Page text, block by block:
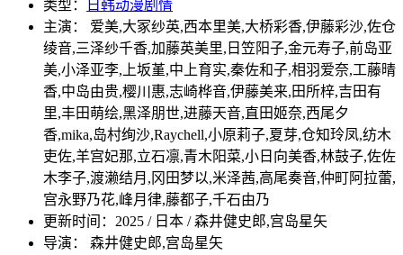
类型：
日韩动漫剧情
主演： 爱美,大冢纱英,西本里美,大桥彩香,伊藤彩沙,佐仓
绫音,三泽纱千香,加藤英美里,日笠阳子,金元寿子,前岛亚
美,小泽亚李,上坂堇,中上育实,秦佐和子,相羽爱奈,工藤晴
香,中岛由贵,樱川惠,志崎桦音,伊藤美来,田所梓,吉田有
里,丰田萌绘,黑泽朋世,进藤天音,直田姬奈,西尾夕
香,mika,岛村绚沙,Raychell,小原莉子,夏芽,仓知玲凤,纺木
吏佐,羊宫妃那,立石凛,青木阳菜,小日向美香,林鼓子,佐佐
木李子,渡濑结月,冈田梦以,米泽茜,高尾奏音,仲町阿拉蕾,
宫永野乃花,峰月律,藤都子,千石由乃
更新时间： 2025 / 日本 / 森井健史郎,宫岛星矢
导演： 森井健史郎,宫岛星矢